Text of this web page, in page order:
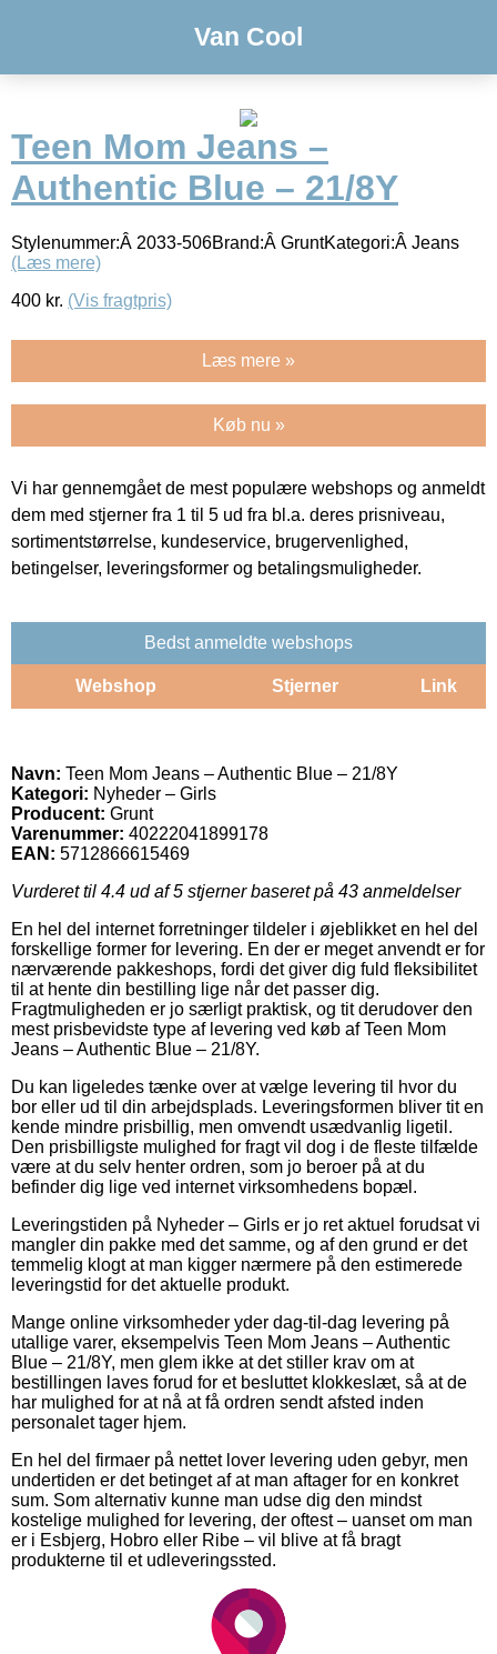
Van Cool
Teen Mom Jeans –
Authentic Blue – 21/8Y
Stylenummer:Â 2033-506Brand:Â GruntKategori:Â Jeans
(Læs mere)
400 kr. (Vis fragtpris)
Læs mere »
Køb nu »
Vi har gennemgået de mest populære webshops og anmeldt
dem med stjerner fra 1 til 5 ud fra bl.a. deres prisniveau,
sortimentstørrelse, kundeservice, brugervenlighed,
betingelser, leveringsformer og betalingsmuligheder.
Bedst anmeldte webshops
Webshop Stjerner Link
Navn: Teen Mom Jeans – Authentic Blue – 21/8Y
Kategori: Nyheder – Girls
Producent: Grunt
Varenummer: 40222041899178
EAN: 5712866615469
Vurderet til 4.4 ud af 5 stjerner baseret på 43 anmeldelser
En hel del internet forretninger tildeler i øjeblikket en hel del
forskellige former for levering. En der er meget anvendt er for
nærværende pakkeshops, fordi det giver dig fuld fleksibilitet
til at hente din bestilling lige når det passer dig.
Fragtmuligheden er jo særligt praktisk, og tit derudover den
mest prisbevidste type af levering ved køb af Teen Mom
Jeans – Authentic Blue – 21/8Y.
Du kan ligeledes tænke over at vælge levering til hvor du
bor eller ud til din arbejdsplads. Leveringsformen bliver tit en
kende mindre prisbillig, men omvendt usædvanlig ligetil.
Den prisbilligste mulighed for fragt vil dog i de fleste tilfælde
være at du selv henter ordren, som jo beroer på at du
befinder dig lige ved internet virksomhedens bopæl.
Leveringstiden på Nyheder – Girls er jo ret aktuel forudsat vi
mangler din pakke med det samme, og af den grund er det
temmelig klogt at man kigger nærmere på den estimerede
leveringstid for det aktuelle produkt.
Mange online virksomheder yder dag-til-dag levering på
utallige varer, eksempelvis Teen Mom Jeans – Authentic
Blue – 21/8Y, men glem ikke at det stiller krav om at
bestillingen laves forud for et besluttet klokkeslæt, så at de
har mulighed for at nå at få ordren sendt afsted inden
personalet tager hjem.
En hel del firmaer på nettet lover levering uden gebyr, men
undertiden er det betinget af at man aftager for en konkret
sum. Som alternativ kunne man udse dig den mindst
kostelige mulighed for levering, der oftest – uanset om man
er i Esbjerg, Hobro eller Ribe – vil blive at få bragt
produkterne til et udleveringssted.